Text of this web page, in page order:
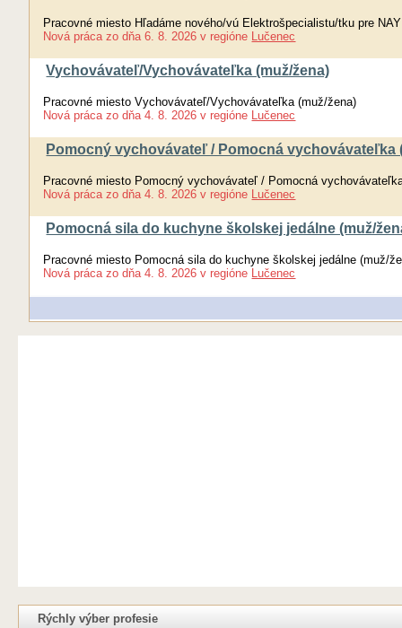
Pracovné miesto Hľadáme nového/vú Elektrošpecialistu/tku pre
Nová práca zo dňa 6. 8. 2026 v regióne Lučenec
Vychovávateľ/Vychovávateľka (muž/žena)
Pracovné miesto Vychovávateľ/Vychovávateľka (muž/žena)
Nová práca zo dňa 4. 8. 2026 v regióne Lučenec
Pomocný vychovávateľ / Pomocná vychovávateľka
Pracovné miesto Pomocný vychovávateľ / Pomocná
Nová práca zo dňa 4. 8. 2026 v regióne Lučenec
Pomocná sila do kuchyne školskej jedálne (muž/
Pracovné miesto Pomocná sila do kuchyne školskej jedálne (muž/
Nová práca zo dňa 4. 8. 2026 v regióne Lučenec
Rýchly výber profesie